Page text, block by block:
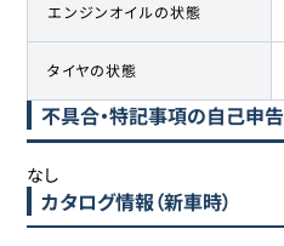
エンジンオイルの状態
タイヤの状態
不具合・特記事項の自己申告
なし
カタログ情報（新車時）